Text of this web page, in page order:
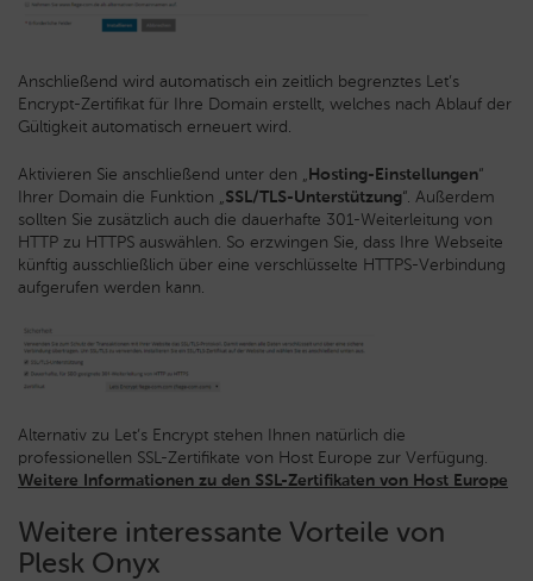
Anschließend wird automatisch ein zeitlich begrenztes Let’s
Encrypt-Zertifikat für Ihre Domain erstellt, welches nach Ablauf der
Gültigkeit automatisch erneuert wird.
Aktivieren Sie anschließend unter den „Hosting-Einstellungen“
Ihrer Domain die Funktion „SSL/TLS-Unterstützung“. Außerdem
sollten Sie zusätzlich auch die dauerhafte 301-Weiterleitung von
HTTP zu HTTPS auswählen. So erzwingen Sie, dass Ihre Webseite
künftig ausschließlich über eine verschlüsselte HTTPS-Verbindung
aufgerufen werden kann.
Alternativ zu Let’s Encrypt stehen Ihnen natürlich die
professionellen SSL-Zertifikate von Host Europe zur Verfügung.
Weitere Informationen zu den SSL-Zertifikaten von Host Europe
Weitere interessante Vorteile von
Plesk Onyx